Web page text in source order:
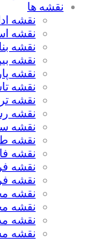
نقشه ها
نقشه
نقشه
نقشه
نقشه
نقشه
نقشه
نقشه
نقشه
نقشه
نقشه
نقشه فاز
نقشه
نقشه
نقشه
نقشه
نقشه
نقشه